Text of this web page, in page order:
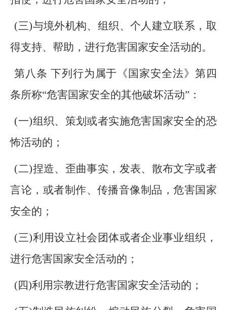
(三)与境外机构、组织、个人建立联系，取
得支持、帮助，进行危害国家安全活动的。
第八条 下列行为属于《国家安全法》第四
条所称“危害国家安全的其他破坏活动”：
(一)组织、策划或者实施危害国家安全的恐
怖活动的；
(二)捏造、歪曲事实，发表、散布文字或者
言论，或者制作、传播音像制品，危害国家
安全的；
(三)利用设立社会团体或者企业事业组织，
进行危害国家安全活动的；
(四)利用宗教进行危害国家安全活动的；